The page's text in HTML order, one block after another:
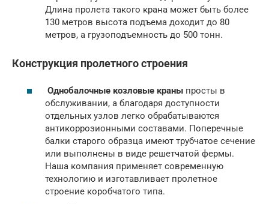
Длина пролета такого крана может быть более
130 метров высота подъема доходит до 80
метров, а грузоподъемность до 500 тонн.
Конструкция пролетного строения
Однобалочные козловые краны просты в
обслуживании, а благодаря доступности
отдельных узлов легко обрабатываются
антикоррозионными составами. Поперечные
балки старого образца имеют трубчатое сечение
или выполнены в виде решетчатой фермы.
Наша компания применяет современную
технологию и изготавливает пролетное
строение коробчатого типа.